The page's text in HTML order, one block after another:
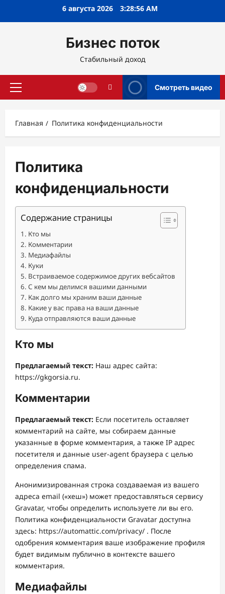
6 августа 2026 3:28:57 AM
Бизнес поток
Стабильный доход
Основное
Смотреть видео
Главная Политика конфиденциальности
Политика
конфиденциальности
Содержание страницы
Кто мы
Комментарии
Медиафайлы
Куки
Встраиваемое содержимое других вебсайтов
С кем мы делимся вашими данными
Как долго мы храним ваши данные
Какие у вас права на ваши данные
Куда отправляются ваши данные
Кто мы
Предлагаемый текст: Наш адрес сайта:
https://gkgorsia.ru.
Комментарии
Предлагаемый текст: Если посетитель оставляет
комментарий на сайте, мы собираем данные
указанные в форме комментария, а также IP адрес
посетителя и данные user-agent браузера с целью
определения спама.
Анонимизированная строка создаваемая из вашего
адреса email («хеш») может предоставляться сервису
Gravatar, чтобы определить используете ли вы его.
Политика конфиденциальности Gravatar доступна
здесь: https://automattic.com/privacy/ . После
одобрения комментария ваше изображение профиля
будет видимым публично в контексте вашего
комментария.
Медиафайлы